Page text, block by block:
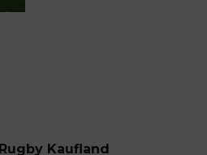
Kaufland